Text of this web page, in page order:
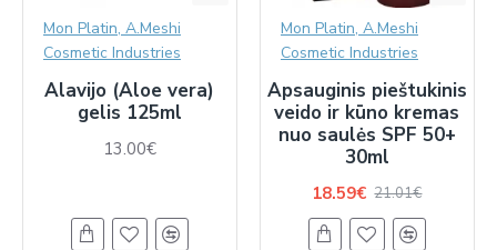
Mon Platin, A.Meshi
Cosmetic Industries
Alavijo (Aloe vera)
gelis 125ml
13.00€
Mon Platin, A.Meshi
Cosmetic Industries
Apsauginis pieštukinis
veido ir kūno kremas
nuo saulės SPF 50+
30ml
18.59€ 21.01€